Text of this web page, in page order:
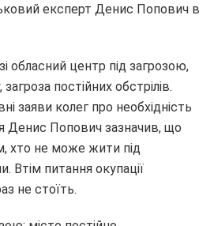
експерт Денис Попович в
обласний центр під загрозою,
постійних обстрілів.
заяви колег про необхідність
Денис Попович зазначив, що
хто не може жити під
Втім питання окупації
не стоїть.